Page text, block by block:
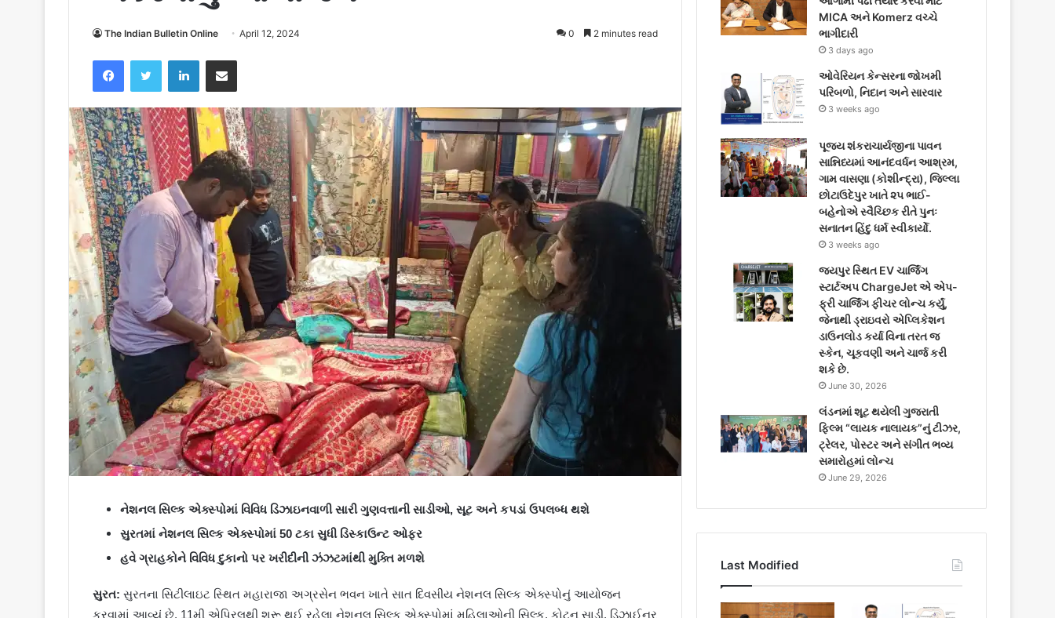
The Indian Bulletin Online April 12, 2024 0 2 minutes read
નેશનલ સિલ્ક એક્સ્પોમાં વિવિધ ડિઝાઇનવાળી સારી ગુણવત્તાની સાડીઓ, સૂટ અને કપડાં ઉપલબ્ધ થશે
સુરતમાં નેશનલ સિલ્ક એક્સ્પોમાં 50 ટકા સુધી ડિસ્કાઉન્ટ ઓફર
હવે ગ્રાહકોને વિવિધ દુકાનો પર ખરીદીની ઝંઝટમાંથી મુક્તિ મળશે
સુરત: સુરતના સિટીલાઇટ સ્થિત મહારાજા અગ્રસેન ભવન ખાતે સાત દિવસીય નેશનલ સિલ્ક એક્સ્પોનું આયોજન
કરવામાં આવ્યું છે. 11મી એપ્રિલથી શરૂ થઈ રહેલા નેશનલ સિલ્ક એક્સ્પોમાં મહિલાઓની સિલ્ક, કોટન સાડી, ડિઝાઈનર
o
o
k
e
r
g
a
MICA અને Komerz વચ્ચે
ભાગીદારી
3 days ago
ઓવેરિયન કેન્સરના જોખમી
પરિબળો, નિદાન અને સારવાર
3 weeks ago
પૂજ્ય શંકરાચાર્યજીના પાવન
સાન્નિધ્યમાં આનંદવર્ધન આશ્રમ,
ગામ વાસણા (કોશીન્દ્રા), જિલ્લા
છોટાઉદેપુર ખાતે ૨૫ ભાઈ-
બહેનોએ સ્વૈચ્છિક રીતે પુનઃ
સનાતન હિંદુ ધર્મ સ્વીકાર્યો.
3 weeks ago
જયપુર સ્થિત EV ચાર્જિંગ
સ્ટાર્ટઅપ ChargeJet એ એપ-
ફ્રી ચાર્જિંગ ફીચર લોન્ચ કર્યું,
જેનાથી ડ્રાઇવરો એપ્લિકેશન
ડાઉનલોડ કર્યા વિના તરત જ
સ્કેન, ચૂકવણી અને ચાર્જ કરી
શકે છે.
June 30, 2026
લંડનમાં શૂટ થયેલી ગુજરાતી
ફિલ્મ “લાયક નાલાયક”નું ટીઝર,
ટ્રેલર, પોસ્ટર અને સંગીત ભવ્ય
સમારોહમાં લોન્ચ
June 29, 2026
Last Modified